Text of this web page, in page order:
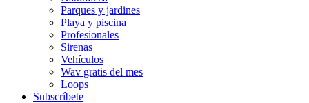
Parques y jardines
Playa y piscina
Profesionales
Sirenas
Vehículos
Wav gratis del mes
Loops
Subscríbete